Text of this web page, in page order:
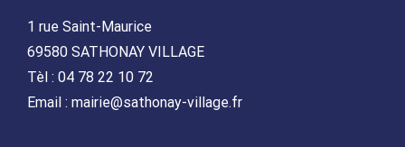
1 rue Saint-Maurice
69580 SATHONAY VILLAGE
Tèl : 04 78 22 10 72
Email : mairie@sathonay-village.fr